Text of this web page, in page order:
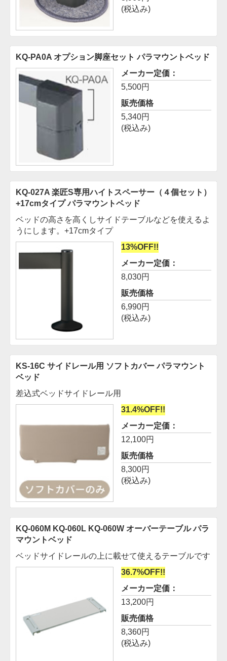
(税込み)
KQ-PA0A オプション脚座セット パラマウントベッド
メーカー定価：
5,500円
販売価格
5,340円
(税込み)
KQ-027A 楽匠S専用ハイトスペーサー（４個セット）
+17cmタイプパラマウントベッド
ベッドの高さを高くしサイドテーブルなどを使えるよ
うにします。+17cmタイプ
13%OFF!!
メーカー定価：
8,030円
販売価格
6,990円
(税込み)
KS-16C サイドレール用 ソフトカバーパラマウント
ベッド
差込式ベッドサイドレール用
31.4%OFF!!
メーカー定価：
12,100円
販売価格
8,300円
(税込み)
KQ-060M KQ-060L KQ-060W オーバーテーブルパラ
マウントベッド
ベッドサイドレールの上に載せて使えるテーブルです
36.7%OFF!!
メーカー定価：
13,200円
販売価格
8,360円
(税込み)